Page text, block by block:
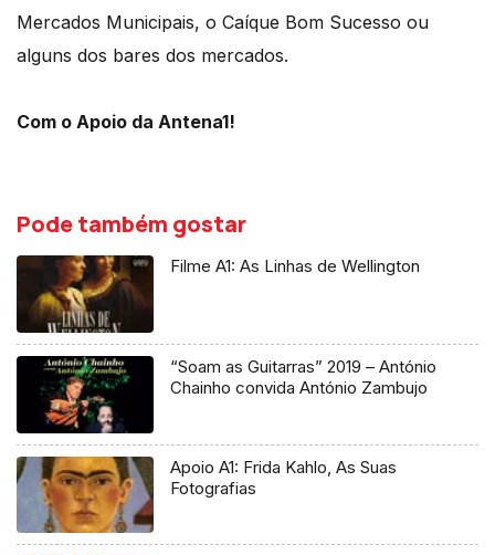
Mercados Municipais, o Caíque Bom Sucesso ou
alguns dos bares dos mercados.
Com o Apoio da Antena1!
Pode também gostar
Filme A1: As Linhas de Wellington
“Soam as Guitarras” 2019 – António
Chainho convida António Zambujo
Apoio A1: Frida Kahlo, As Suas
Fotografias